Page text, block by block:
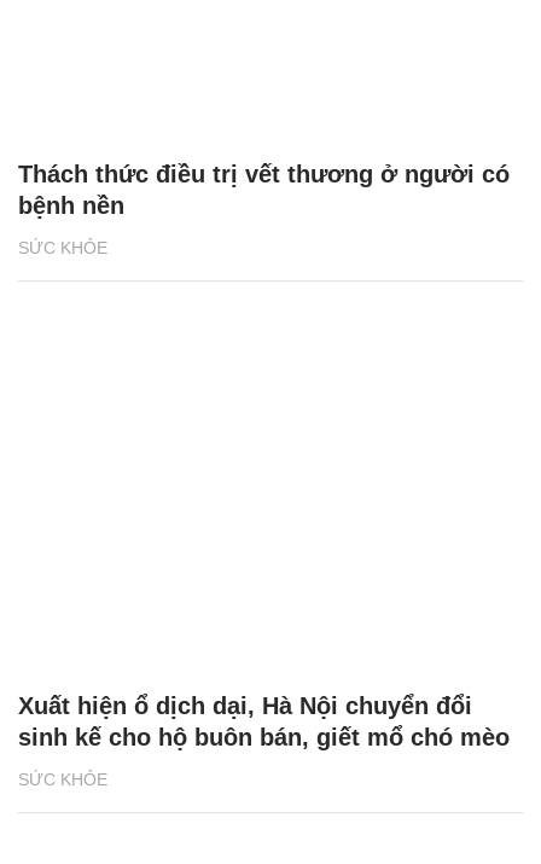
SỨC KHỎE
Thách thức điều trị vết thương ở người có
bệnh nền
SỨC KHỎE
Xuất hiện ổ dịch dại, Hà Nội chuyển đổi
sinh kế cho hộ buôn bán, giết mổ chó mèo